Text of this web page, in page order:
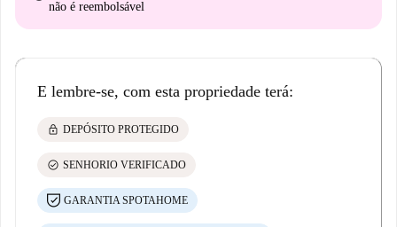
não é reembolsável
E lembre-se, com esta propriedade terá:
lock DEPÓSITO PROTEGIDO
check_circle SENHORIO VERIFICADO
GARANTIA SPOTAHOME